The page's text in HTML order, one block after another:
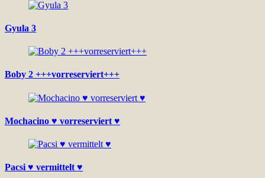
Gyula 3
Boby 2 +++vorreserviert+++
Mochacino ♥ vorreserviert ♥
Pacsi ♥ vermittelt ♥